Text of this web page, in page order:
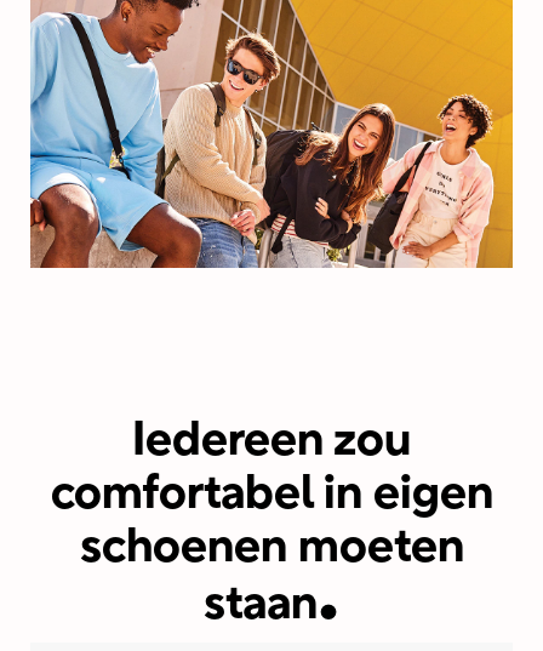
Iedereen zou
comfortabel in eigen
schoenen moeten
staan.